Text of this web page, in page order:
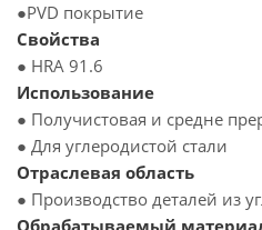
●PVD покрытие
Свойства
● HRA 91.6
Использование
● Получистовая и средне
● Для углеродистой стали
Отраслевая область
● Производство деталей из
Обрабатываемый